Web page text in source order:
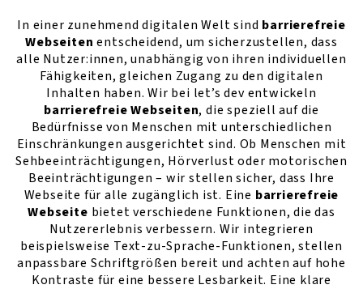
In einer zunehmend digitalen Welt sind barrierefreie
Webseiten entscheidend, um sicherzustellen, dass
alle Nutzer:innen, unabhängig von ihren individuellen
Fähigkeiten, gleichen Zugang zu den digitalen
Inhalten haben. Wir bei let’s dev entwickeln
barrierefreie Webseiten, die speziell auf die
Bedürfnisse von Menschen mit unterschiedlichen
Einschränkungen ausgerichtet sind. Ob Menschen mit
Sehbeeinträchtigungen, Hörverlust oder motorischen
Beeinträchtigungen – wir stellen sicher, dass Ihre
Webseite für alle zugänglich ist. Eine barrierefreie
Webseite bietet verschiedene Funktionen, die das
Nutzererlebnis verbessern. Wir integrieren
beispielsweise Text-zu-Sprache-Funktionen, stellen
anpassbare Schriftgrößen bereit und achten auf hohe
Kontraste für eine bessere Lesbarkeit. Eine klare